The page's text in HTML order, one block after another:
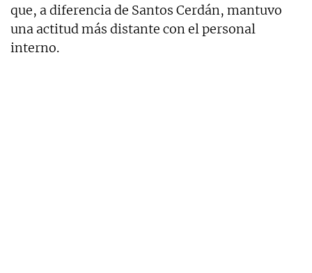
que, a diferencia de Santos Cerdán, mantuvo
una actitud más distante con el personal
interno.